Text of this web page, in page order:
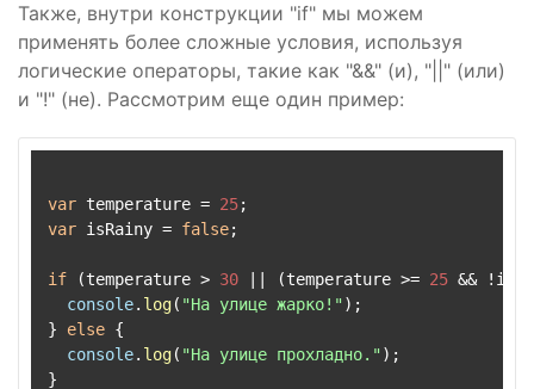
Также, внутри конструкции "if" мы можем
применять более сложные условия, используя
логические операторы, такие как "&&" (и), "||" (или)
и "!" (не). Рассмотрим еще один пример:
var temperature = 25
var isRainy = false;
if (temperature > 30 || (temperature >= 25 &&
console. log( "На улице жарко!");
} else {
console. log( "На улице прохладно.");